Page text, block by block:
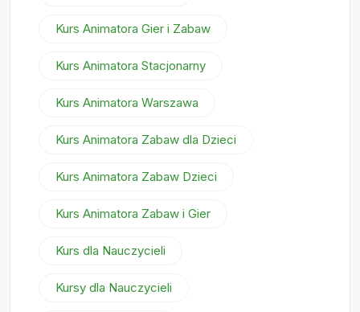
Kurs Animatora Gier i Zabaw
Kurs Animatora Stacjonarny
Kurs Animatora Warszawa
Kurs Animatora Zabaw dla Dzieci
Kurs Animatora Zabaw Dzieci
Kurs Animatora Zabaw i Gier
Kurs dla Nauczycieli
Kursy dla Nauczycieli